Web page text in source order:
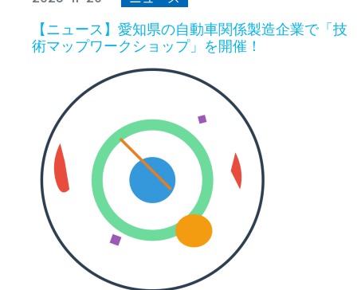
【ニュース】愛知県の自動車関係製造企業で「技
術マップワークショップ」を開催！